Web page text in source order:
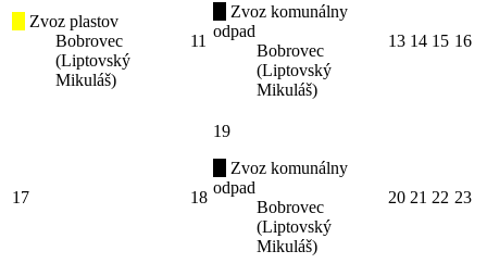
Zvoz plastov
Bobrovec
(Liptovský
Mikuláš)
11
Zvoz komunálny
odpad
Bobrovec
(Liptovský
Mikuláš)
13 14 15 16
17 18
19
Zvoz komunálny
odpad
Bobrovec
(Liptovský
Mikuláš)
20 21 22 23